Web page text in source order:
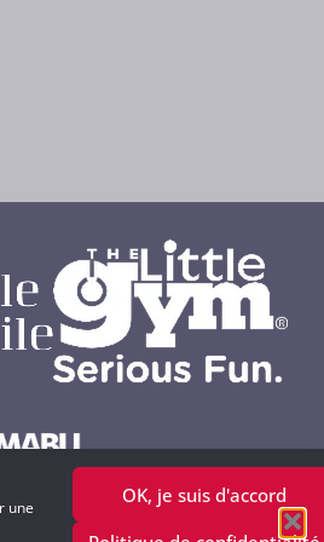
une
OK, je suis d'accord
MABU Concepts S.A.